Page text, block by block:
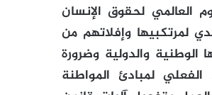
العالمي لحقوق الإنسان
لمرتكبيها وإفلاتهم من
الوطنية والدولية وضرورة
الفعلي لمبادئ المواطنة